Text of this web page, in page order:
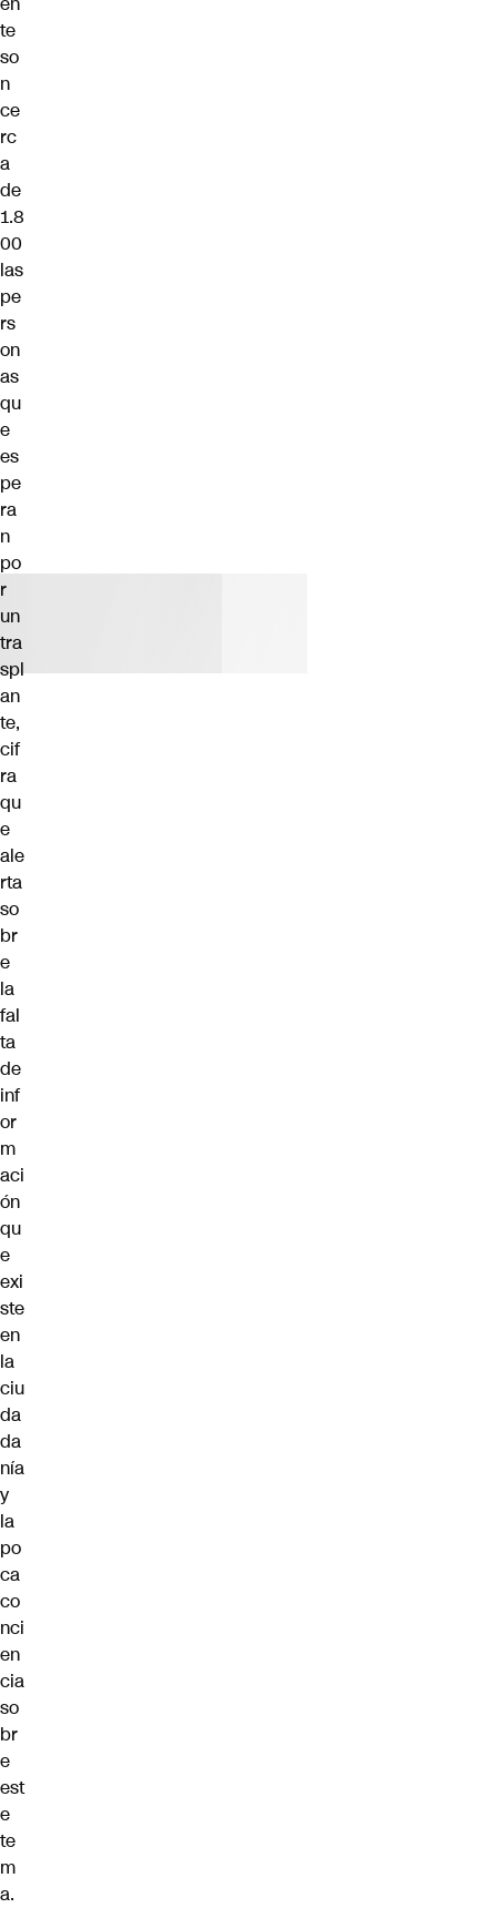
te
so
n
ce
rc
a
de
1.8
00
las
pe
rs
on
as
qu
e
es
pe
ra
n
po
r
un
tra
spl
an
te,
cif
ra
qu
e
ale
rta
so
br
e
la
fal
ta
de
inf
or
m
aci
ón
qu
e
exi
ste
en
la
ciu
da
da
nía
y
la
po
ca
co
nci
en
cia
so
br
e
est
e
te
m
a.